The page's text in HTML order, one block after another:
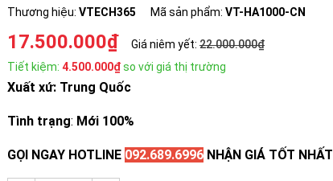
Thương hiệu: VTECH365 Mã sản phẩm: VT-HA1000-CN
17.500.000₫ Giá niêm yết: 22.000.000₫
Tiết kiệm: 4.500.000₫so với giá thị trường
Xuất xứ: Trung Quốc
Tình trạng: Mới 100%
GỌI NGAY HOTLINE 092.689.6996 NHẬN GIÁ TỐT NHẤT